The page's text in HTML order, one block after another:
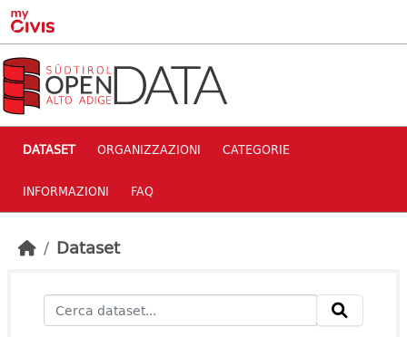
Skip to main content
DATASET ORGANIZZAZIONI CATEGORIE
INFORMAZIONI FAQ
Dataset